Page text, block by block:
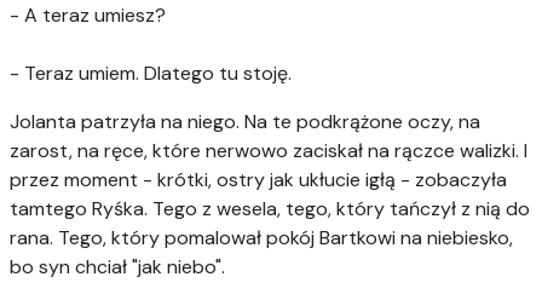
- A teraz umiesz?
- Teraz umiem. Dlatego tu stoję.
Jolanta patrzyła na niego. Na te podkrążone oczy, na
zarost, na ręce, które nerwowo zaciskał na rączce walizki. I
przez moment - krótki, ostry jak ukłucie igłą - zobaczyła
tamtego Ryśka. Tego z wesela, tego, który tańczył z nią do
rana. Tego, który pomalował pokój Bartkowi na niebiesko,
bo syn chciał "jak niebo".